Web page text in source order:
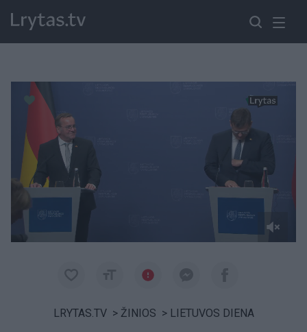
Paremkite Ukrainą
LRYTAS.TV > ŽINIOS > LIETUVOS DIENA